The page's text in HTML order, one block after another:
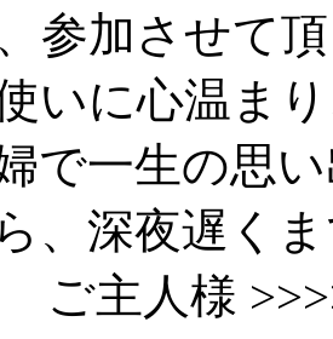
参加させて
いに心温ま
で一生の思
、深夜遅く
ご主人様